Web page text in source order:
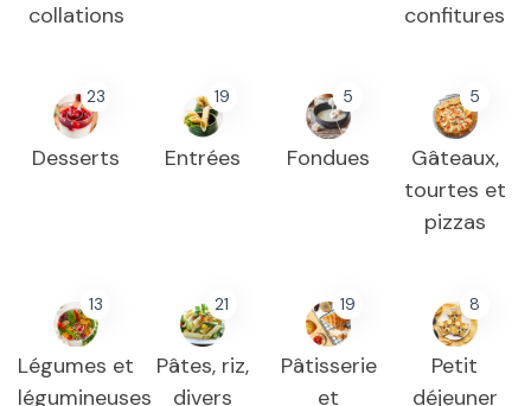
collations
confitures
23
Desserts
19
Entrées
5
Fondues
5
Gâteaux,
tourtes et
pizzas
13
Légumes et
légumineuses
21
Pâtes, riz,
divers
19
Pâtisserie
et
8
Petit
déjeuner